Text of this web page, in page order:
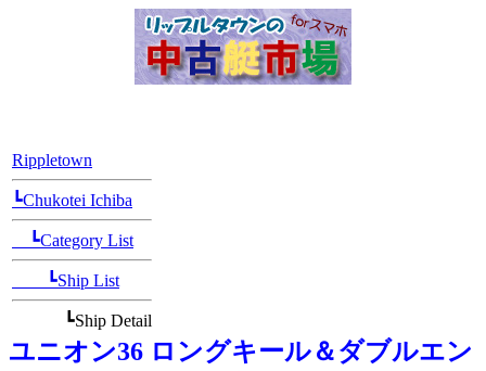
Rippletown
┗Chukotei Ichiba
┗Category List
┗Ship List
┗Ship Detail
ユニオン36 ロングキール＆ダブルエン